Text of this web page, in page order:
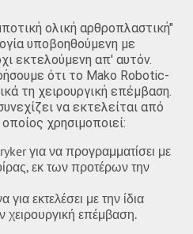
ολική αρθροπλαστική"
υποβοηθούμενη με
εκτελούμενη απ' αυτόν.
ότι το Mako Robotic-
τη χειρουργική επέμβαση.
να εκτελείται από
χρησιμοποιεί:
για να προγραμματίσει με
εκ των προτέρων την
εκτελέσει με την ίδια
χειρουργική επέμβαση.